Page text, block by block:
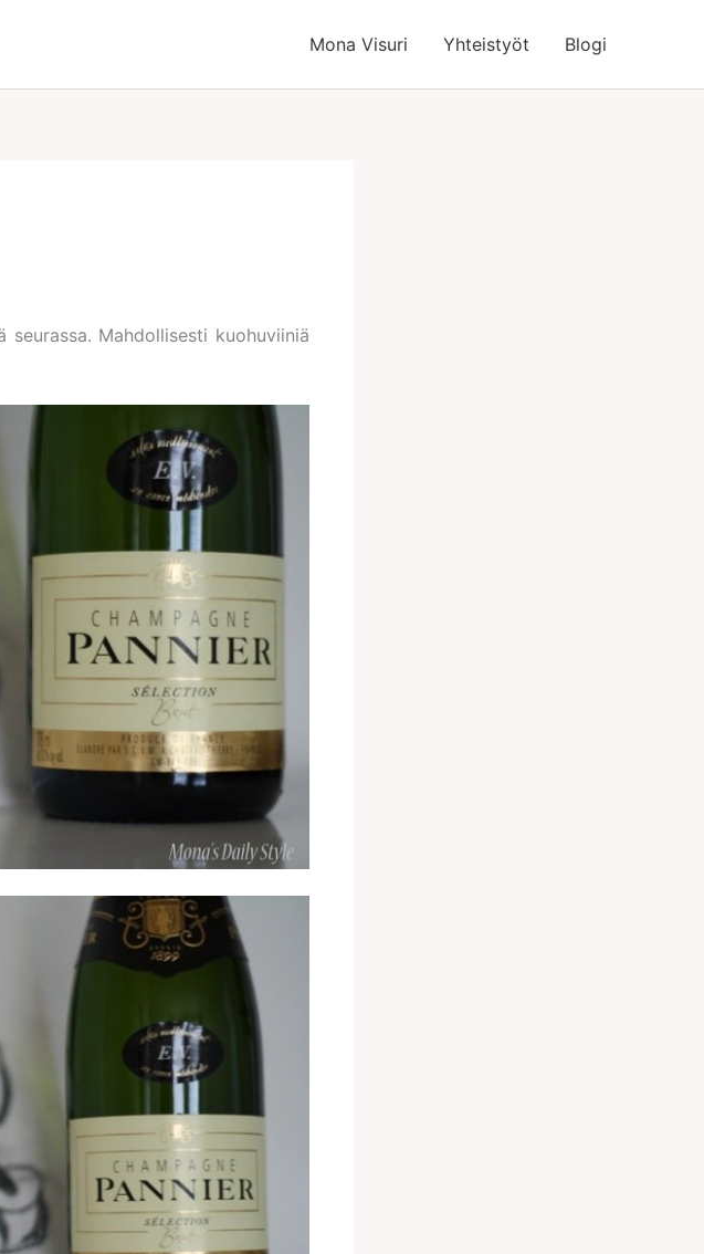
Mona Visuri Yhteistyöt Blogi
Mahdollisesti kuohuviiniä